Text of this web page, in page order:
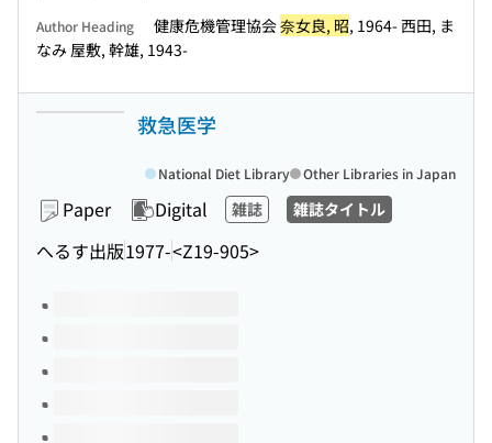
Author Heading 健康危機管理協会奈女良, 昭, 1964- 西田, ま
なみ 屋敷, 幹雄, 1943-
救急医学
Paper Digital 雑誌 雑誌タイトル
へるす出版1977-<Z19-905>
National Diet Library Other Libraries in Japan
Volumes of this title